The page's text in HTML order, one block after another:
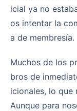
icial ya no
os intentar la
a de membresía.
Muchos de los primeros internautas se hicieron miem
bros de
icionales, lo que
Aunque para